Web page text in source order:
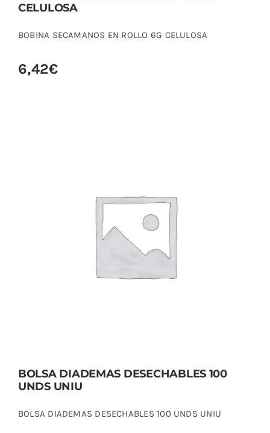
CELULOSA
BOBINA SECAMANOS EN ROLLO 6G CELULOSA
6,42€
BOLSA DIADEMAS DESECHABLES 100
UNDS UNIU
BOLSA DIADEMAS DESECHABLES 100
UNDS UNIU
BOLSA DIADEMAS DESECHABLES 100 UNDS UNIU